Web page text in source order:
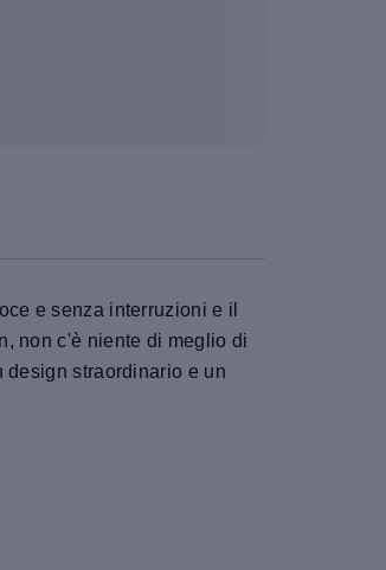
e senza interruzioni e il
non c'è niente di meglio di
design straordinario e un